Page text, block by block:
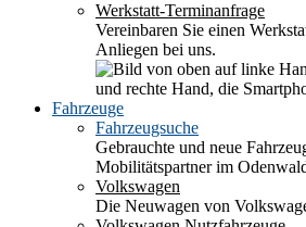
Werkstatt-Terminanfrage
Vereinbaren Sie einen
Anliegen bei uns.
Fahrzeuge
Fahrzeugsuche
Gebrauchte und neue
Mobilitätspartner im
Volkswagen
Die Neuwagen von